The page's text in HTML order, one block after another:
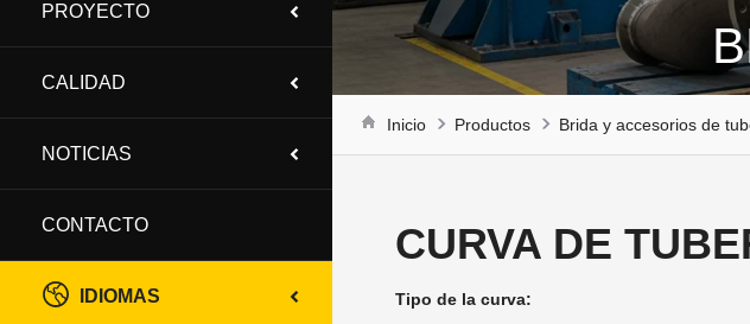
PROYECTO
CALIDAD
NOTICIAS
CONTACTO
IDIOMAS
Inicio Productos Brida y accesorios de
CURVA DE
Tipo de la curva: